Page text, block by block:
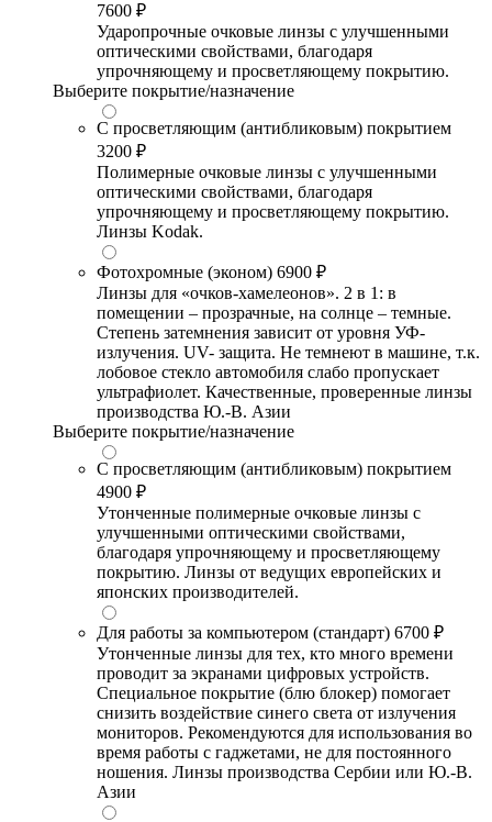
7600 ₽
Ударопрочные очковые линзы с улучшенными
оптическими свойствами, благодаря
упрочняющему и просветляющему покрытию.
Выберите покрытие/назначение
С просветляющим (антибликовым) покрытием
3200 ₽
Полимерные очковые линзы с улучшенными
оптическими свойствами, благодаря
упрочняющему и просветляющему покрытию.
Линзы Kodak.
Фотохромные (эконом) 6900 ₽
Линзы для «очков-хамелеонов». 2 в 1: в
помещении – прозрачные, на солнце – темные.
Степень затемнения зависит от уровня УФ-
излучения. UV- защита. Не темнеют в машине, т.к.
лобовое стекло автомобиля слабо пропускает
ультрафиолет. Качественные, проверенные линзы
производства Ю.-В. Азии
Выберите покрытие/назначение
С просветляющим (антибликовым) покрытием
4900 ₽
Утонченные полимерные очковые линзы с
улучшенными оптическими свойствами,
благодаря упрочняющему и просветляющему
покрытию. Линзы от ведущих европейских и
японских производителей.
Для работы за компьютером (стандарт) 6700 ₽
Утонченные линзы для тех, кто много времени
проводит за экранами цифровых устройств.
Специальное покрытие (блю блокер) помогает
снизить воздействие синего света от излучения
мониторов. Рекомендуются для использования во
время работы с гаджетами, не для постоянного
ношения. Линзы производства Сербии или Ю.-В.
Азии